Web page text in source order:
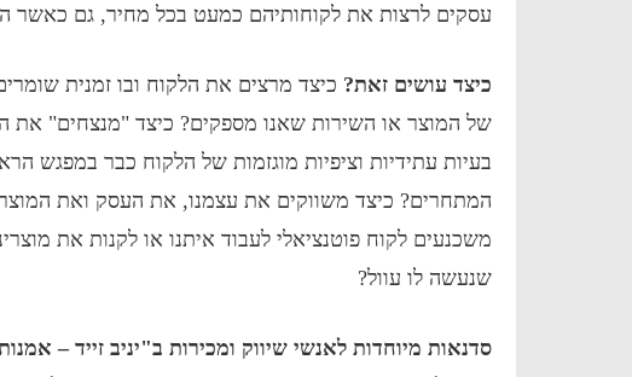
עסקים לרצות את לקוחותיהם כמעט בכל מחיר, גם כאשר
כיצד עושים זאת? כיצד מרצים את הלקוח ובו זמנית
של המוצר או השירות שאנו מספקים? כיצד "מנצחים" את
בעיות עתידיות וציפיות מוגזמות של הלקוח כבר במפגש
המתחרים? כיצד משווקים את עצמנו, את העסק ואת
משכנעים לקוח פוטנציאלי לעבוד איתנו או לקנות את
שנעשה לו עוול?
סדנאות מיוחדות לאנשי שיווק ומכירות ב"יניב זייד –